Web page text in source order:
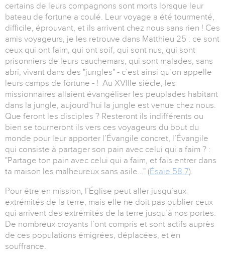
certains de leurs compagnons sont morts lorsque leur
bateau de fortune a coulé. Leur voyage a été tourmenté,
difficile, éprouvant, et ils arrivent chez nous sans rien ! Ces
amis voyageurs, je les retrouve dans Matthieu 25 : ce sont
ceux qui ont faim, qui ont soif, qui sont nus, qui sont
prisonniers de leurs cauchemars, qui sont malades, sans
abri, vivant dans des "jungles" - c’est ainsi qu’on appelle
leurs camps de fortune - ! Au XVIIIe siècle, les
missionnaires allaient évangéliser les peuplades habitant
dans la jungle, aujourd’hui la jungle est venue chez nous.
Que feront les disciples ? Resteront ils indifférents ou
bien se tourneront ils vers ces voyageurs du bout du
monde pour leur apporter l’Évangile concret, l’Évangile
qui consiste à partager son pain avec celui qui a faim ? :
"Partage ton pain avec celui qui a faim, et fais entrer dans
ta maison les malheureux sans asile…" (Ésaïe 58.7).
Pour être en mission, l’Église peut aller jusqu’aux
extrémités de la terre, mais elle ne doit pas oublier ceux
qui arrivent des extrémités de la terre jusqu’à nos portes.
De nombreux croyants l’ont compris et sont actifs auprès
de ces populations émigrées, déplacées, et en
souffrance.